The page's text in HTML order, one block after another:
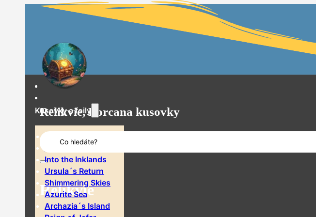
Relikvie, Lorcana kusovky
Search
...
Relikvie
Kusovky a foily
Rise of the Floodborn
Into the Inklands
Ursula´s Return
Shimmering Skies
Azurite Sea
Archazia´s Island